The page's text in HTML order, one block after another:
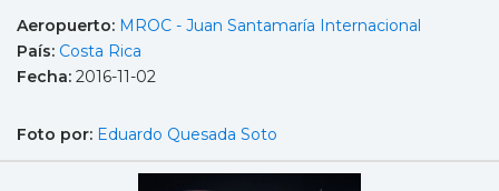
Aeropuerto: MROC - Juan Santamaría Internacional
País: Costa Rica
Fecha: 2016-11-02
Foto por: Eduardo Quesada Soto